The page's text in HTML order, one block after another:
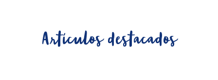
Artículos destacados